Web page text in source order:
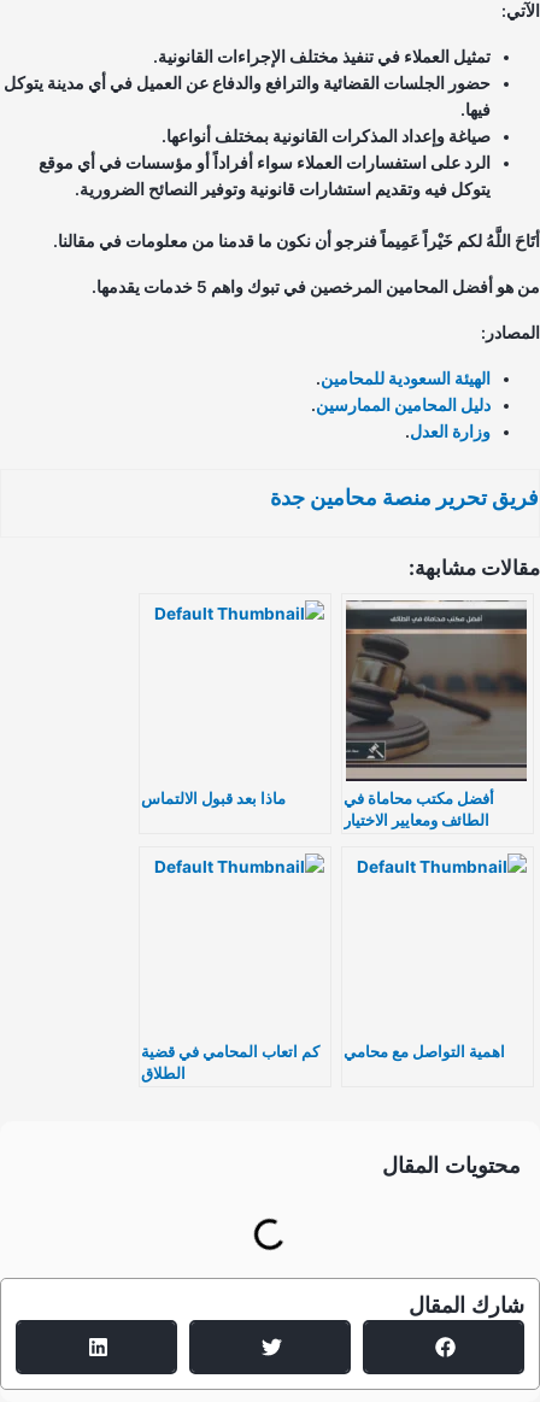
تمثيل العملاء في تنفيذ مختلف الإجراءات القانونية.
حضور الجلسات القضائية والترافع والدفاع عن العميل في أي مدينة يتوكل
فيها.
صياغة وإعداد المذكرات القانونية بمختلف أنواعها.
الرد على استفسارات العملاء سواء أفراداً أو مؤسسات في أي موقع
يتوكل فيه وتقديم استشارات قانونية وتوفير النصائح الضرورية.
اللَّهُ لكم خَيْراً عَمِيماً فنرجو أن نكون ما قدمنا من معلومات في مقالنا.
أفضل المحامين المرخصين في تبوك واهم 5 خدمات يقدمها.
الهيئة السعودية للمحامين.
دليل المحامين الممارسين.
وزارة العدل.
تحرير منصة محامين جدة
مشابهة:
أفضل مكتب محاماة في
الطائف ومعايير الاختيار
ماذا بعد قبول الالتماس
اهمية التواصل مع محامي
كم اتعاب المحامي في قضية
الطلاق
محتويات المقال
شارك المقال